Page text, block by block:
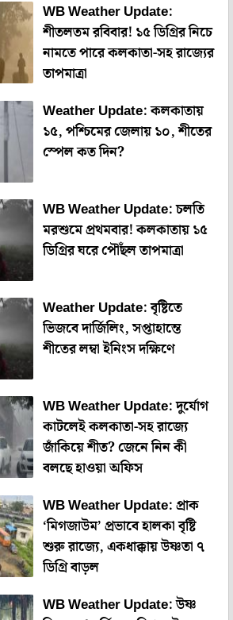
WB Weather Update:
শীতলতম রবিবার! ১৫ ডিগ্রির নিচে
নামতে পারে কলকাতা-সহ রাজ্যের
তাপমাত্রা
Weather Update: কলকাতায়
১৫, পশ্চিমের জেলায় ১০, শীতের
স্পেল কত দিন?
WB Weather Update: চলতি
মরশুমে প্রথমবার! কলকাতায় ১৫
ডিগ্রির ঘরে পৌঁছল তাপমাত্রা
Weather Update: বৃষ্টিতে
ভিজবে দার্জিলিং, সপ্তাহান্তে
শীতের লম্বা ইনিংস দক্ষিণে
WB Weather Update: দুর্যোগ
কাটলেই কলকাতা-সহ রাজ্যে
জাঁকিয়ে শীত? জেনে নিন কী
বলছে হাওয়া অফিস
WB Weather Update: প্রাক
‘মিগজাউম’ প্রভাবে হালকা বৃষ্টি
শুরু রাজ্যে, একধাক্কায় উষ্ণতা ৭
ডিগ্রি বাড়ল
WB Weather Update: উষ্ণ